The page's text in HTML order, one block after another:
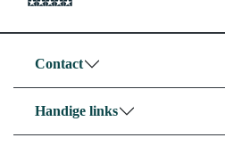
Contact
Handige links